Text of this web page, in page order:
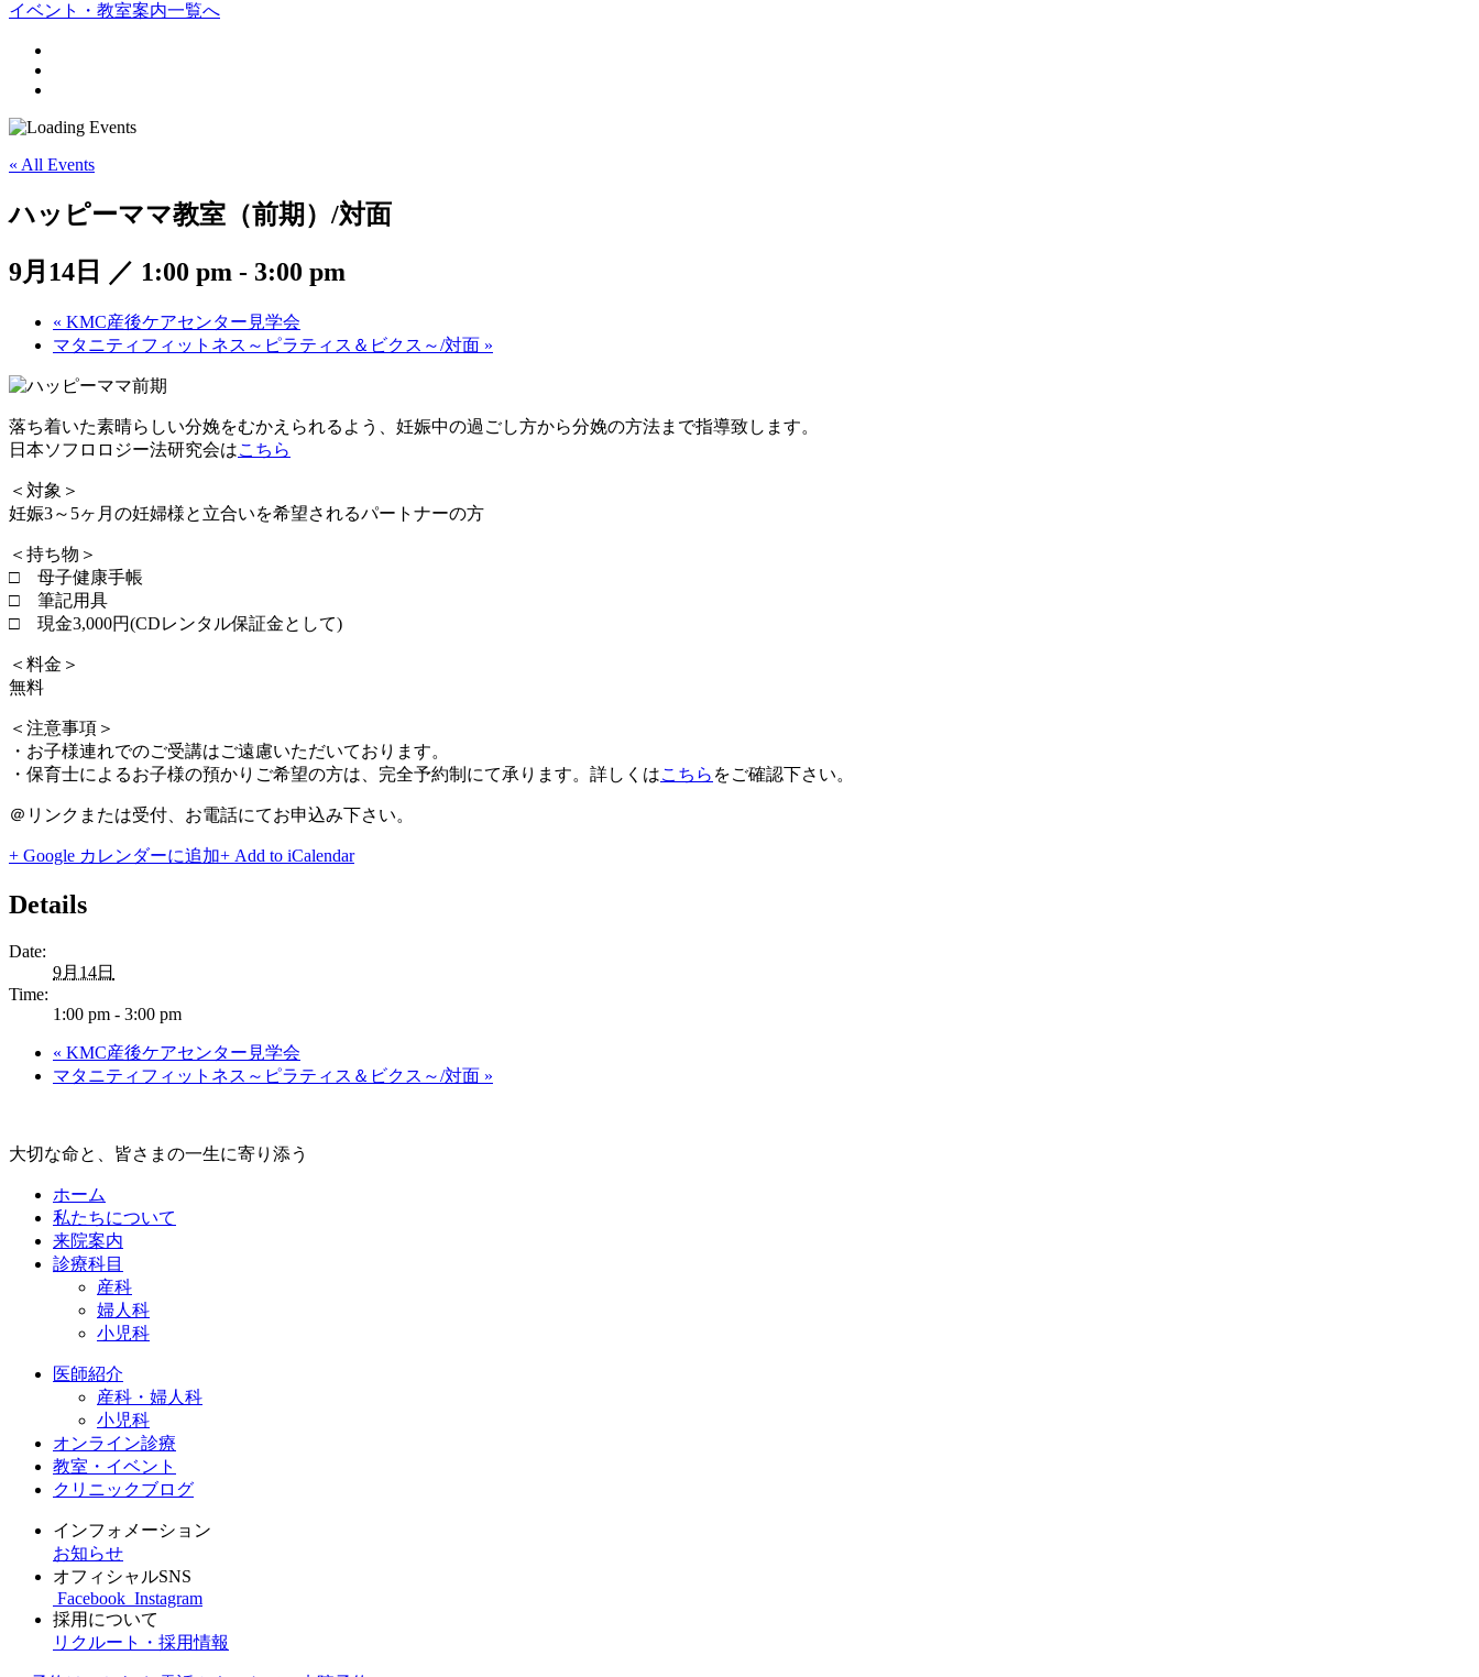
イベント・教室案内一覧へ
« All Events
ハッピーママ教室（前期）/対面
9月14日 ／ 1:00 pm - 3:00 pm
« KMC産後ケアセンター見学会
マタニティフィットネス～ピラティス＆ビクス～/対面 »
落ち着いた素晴らしい分娩をむかえられるよう、妊娠中の過ごし方から分娩の方法まで指導致します。
日本ソフロロジー法研究会はこちら
＜対象＞
妊娠3～5ヶ月の妊婦様と立合いを希望されるパートナーの方
＜持ち物＞
□ 母子健康手帳
□ 筆記用具
□ 現金3,000円(CDレンタル保証金として)
＜料金＞
無料
＜注意事項＞
・お子様連れでのご受講はご遠慮いただいております。
・保育士によるお子様の預かりご希望の方は、完全予約制にて承ります。詳しくはこちら をご確認下さい。
＠リンクまたは受付、お電話にてお申込み下さい。
+ Google カレンダーに追加+ Add to iCalendar
Details
Date:
9月14日
Time:
1:00 pm - 3:00 pm
« KMC産後ケアセンター見学会
マタニティフィットネス～ピラティス＆ビクス～/対面 »
大切な命と、皆さまの一生に寄り添う
ホーム
私たちについて
来院案内
診療科目
産科
婦人科
小児科
医師紹介
産科・婦人科
小児科
オンライン診療
教室・イベント
クリニックブログ
インフォメーション
お知らせ
オフィシャルSNS
Facebook Instagram
採用について
リクルート・採用情報